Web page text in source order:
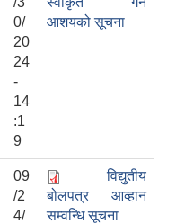
0/
20
24
-
14
:1
9
आशयको सूचना
09
/2
4/
विद्युतीय
बोलपत्र आव्हान
सम्वन्धि सूचना